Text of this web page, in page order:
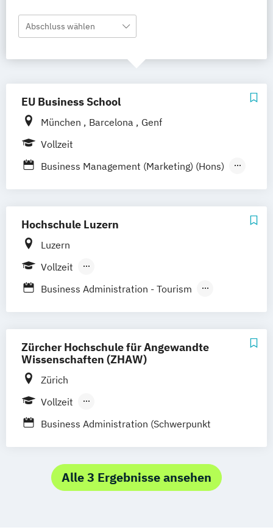
Abschluss wählen
EU Business School
München Barcelona
Genf
Vollzeit
Business Management (Marketing) (Hons)
Fashion & Luxury Business
Hochschule Luzern
Luzern
Vollzeit
Berufsbegleitendes Präsenzstudium
Business Administration - Tourism
Hospitality Management
Business Administration
Kommunikation & Marketing
Zürcher Hochschule für Angewandte
Wissenschaften (ZHAW)
Zürich
Vollzeit
Berufsbegleitendes Präsenzstudium
Business Administration (Schwerpunkt
Alle 3 Ergebnisse ansehen